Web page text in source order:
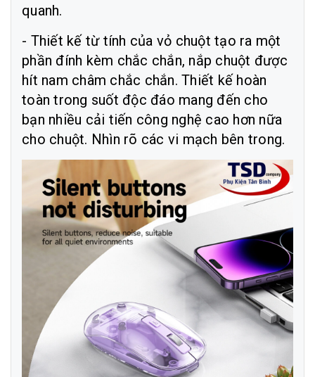
quanh.
- Thiết kế từ tính của vỏ chuột tạo ra một
phần đính kèm chắc chắn, nắp chuột được
hít nam châm chắc chắn. Thiết kế hoàn
toàn trong suốt độc đáo mang đến cho
bạn nhiều cải tiến công nghệ cao hơn nữa
cho chuột. Nhìn rõ các vi mạch bên trong.